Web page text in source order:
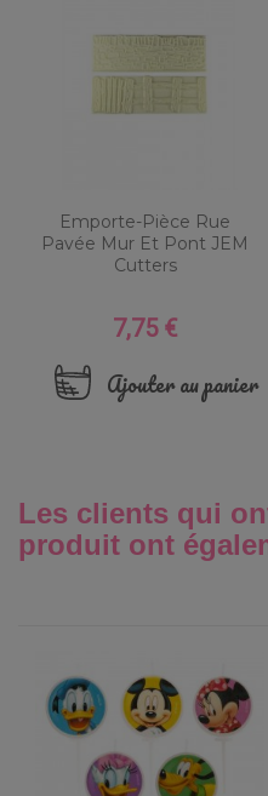
Emporte-Pièce Rue
Pavée Mur Et Pont JEM
Cutters
Prix
7,75 €
Ajouter au panier
Les clients qui
produit ont